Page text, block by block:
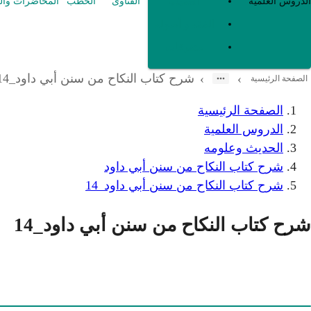
الصفحة الرئيسية ›
› شرح كتاب النكاح من سنن أبي داود_14
الصفحة الرئيسية
الدروس العلمية
الحديث وعلومه
شرح كتاب النكاح من سنن أبي داود
شرح كتاب النكاح من سنن أبي داود_14
شرح كتاب النكاح من سنن أبي داود_14